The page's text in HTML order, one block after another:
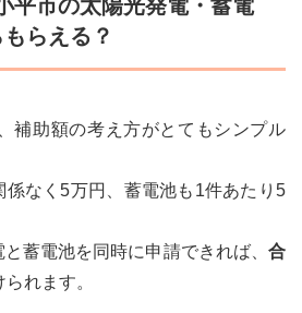
平市の太陽光発電・蓄電
らえる？
補助額の考え方がとてもシンプル
係なく5万円、蓄電池も1件あたり5
蓄電池を同時に申請できれば、 合
れます。